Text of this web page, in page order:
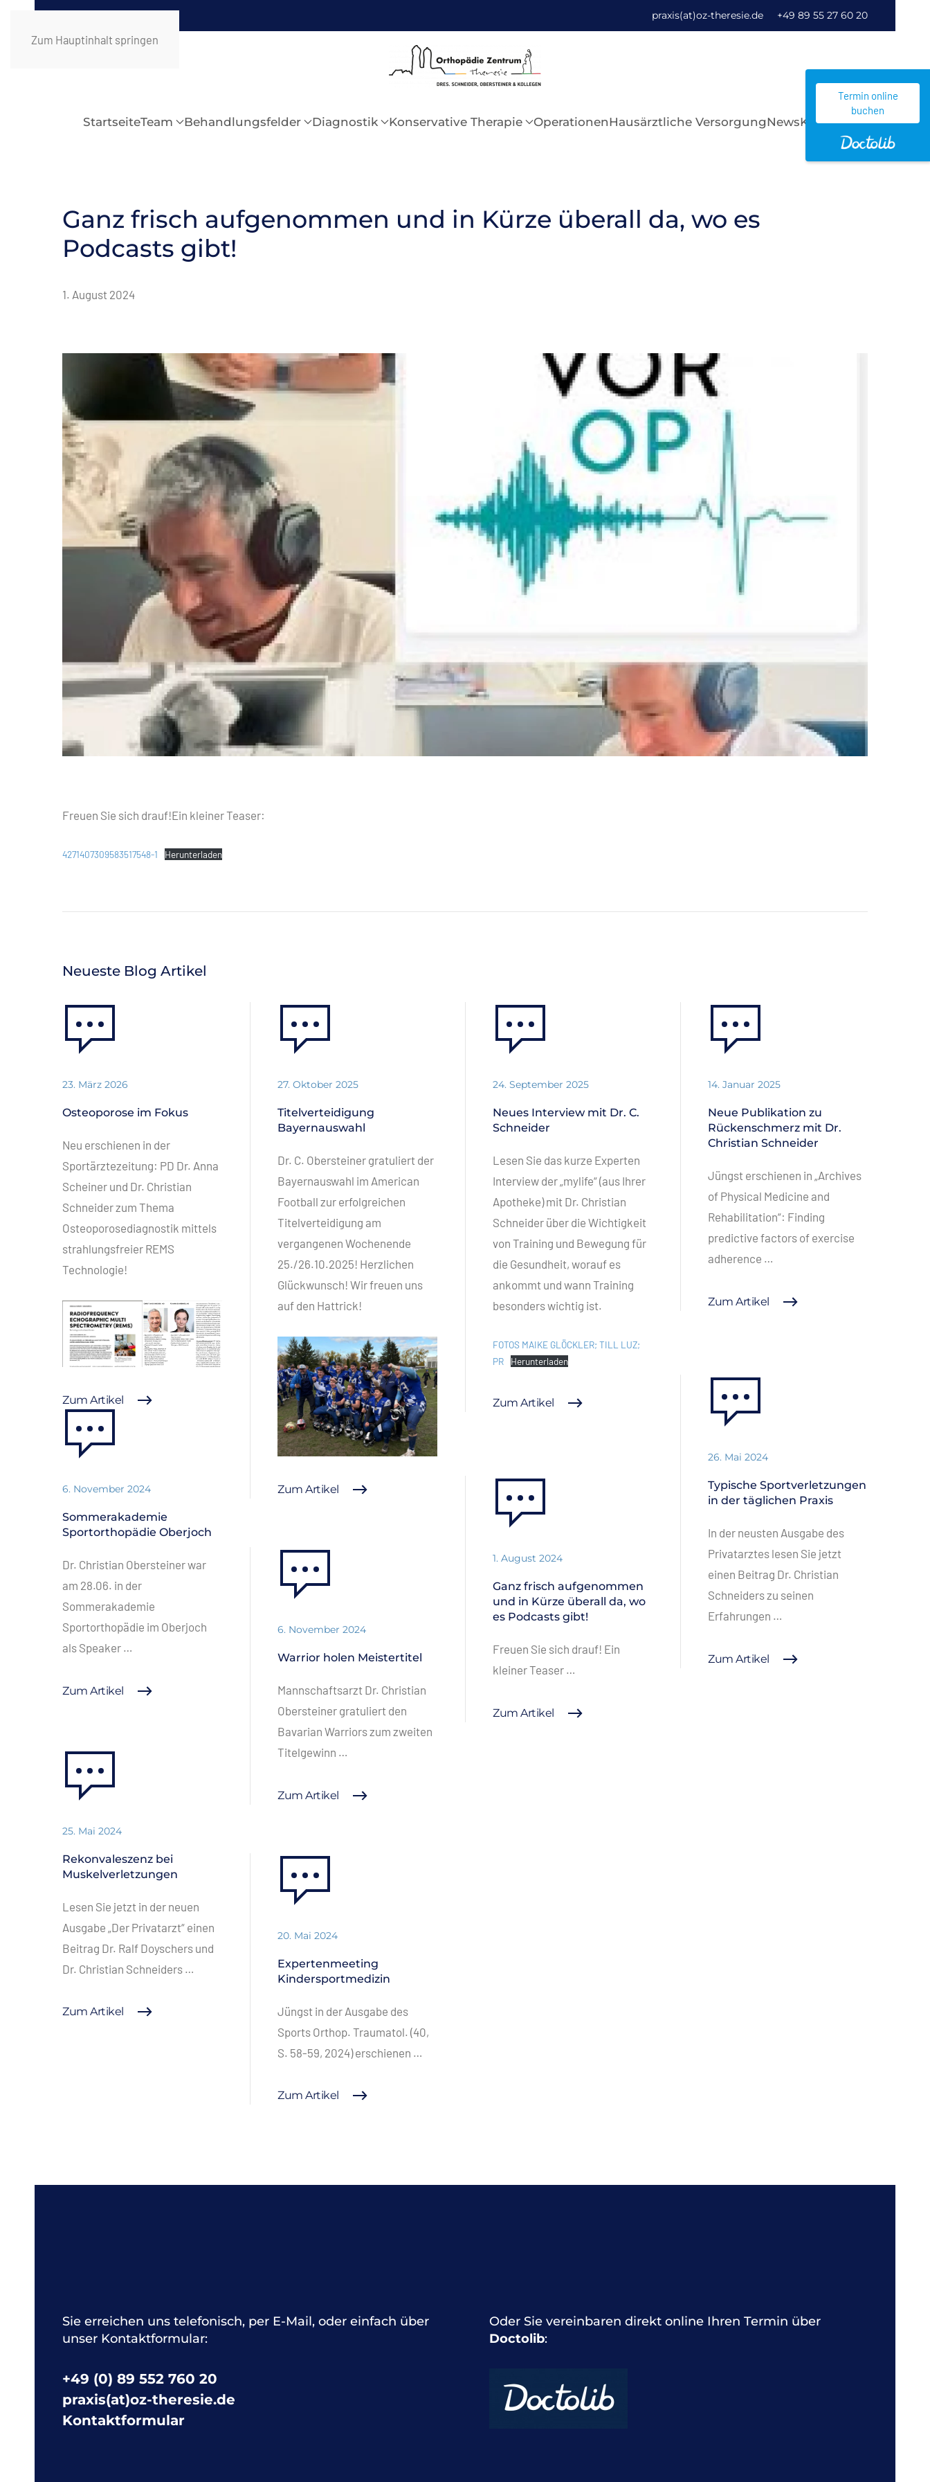
Termin online
buchen
Zum Hauptinhalt springen
praxis(at)oz-theresie.de +49 89 55 27 60 20
StartseiteTeam Behandlungsfelder Diagnostik Konservative Therapie OperationenHausärztliche VersorgungNewsKontakt
Ganz frisch aufgenommen und in Kürze überall da, wo es
Podcasts gibt!
1. August 2024
Freuen Sie sich drauf!Ein kleiner Teaser:
4271407309583517548-1 Herunterladen
Neueste Blog Artikel
23. März 2026
Osteoporose im Fokus
Neu erschienen in der
Sportärztezeitung: PD Dr. Anna
Scheiner und Dr. Christian
Schneider zum Thema
Osteoporosediagnostik mittels
strahlungsfreier REMS
Technologie!
Zum Artikel
27. Oktober 2025
Titelverteidigung
Bayernauswahl
Dr. C. Obersteiner gratuliert der
Bayernauswahl im American
Football zur erfolgreichen
Titelverteidigung am
vergangenen Wochenende
25./26.10.2025! Herzlichen
Glückwunsch! Wir freuen uns
auf den Hattrick!
Zum Artikel
24. September 2025
Neues Interview mit Dr. C.
Schneider
Lesen Sie das kurze Experten
Interview der „mylife“ (aus Ihrer
Apotheke) mit Dr. Christian
Schneider über die Wichtigkeit
von Training und Bewegung für
die Gesundheit, worauf es
ankommt und wann Training
besonders wichtig ist.
FOTOS MAIKE GLÖCKLER; TILL LUZ;
PR
Herunterladen
Zum Artikel
14. Januar 2025
Neue Publikation zu
Rückenschmerz mit Dr.
Christian Schneider
Jüngst erschienen in „Archives
of Physical Medicine and
Rehabilitation“: Finding
predictive factors of exercise
adherence …
Zum Artikel
6. November 2024
Sommerakademie
Sportorthopädie Oberjoch
Dr. Christian Obersteiner war
am 28.06. in der
Sommerakademie
Sportorthopädie im Oberjoch
als Speaker …
Zum Artikel
6. November 2024
Warrior holen Meistertitel
Mannschaftsarzt Dr. Christian
Obersteiner gratuliert den
Bavarian Warriors zum zweiten
Titelgewinn …
Zum Artikel
1. August 2024
Ganz frisch aufgenommen
und in Kürze überall da, wo
es Podcasts gibt!
Freuen Sie sich drauf! Ein
kleiner Teaser …
Zum Artikel
26. Mai 2024
Typische Sportverletzungen
in der täglichen Praxis
In der neusten Ausgabe des
Privatarztes lesen Sie jetzt
einen Beitrag Dr. Christian
Schneiders zu seinen
Erfahrungen …
Zum Artikel
25. Mai 2024
Rekonvaleszenz bei
Muskelverletzungen
Lesen Sie jetzt in der neuen
Ausgabe „Der Privatarzt“ einen
Beitrag Dr. Ralf Doyschers und
Dr. Christian Schneiders …
Zum Artikel
20. Mai 2024
Expertenmeeting
Kindersportmedizin
Jüngst in der Ausgabe des
Sports Orthop. Traumatol. (40,
S. 58-59, 2024) erschienen …
Zum Artikel
Sie erreichen uns telefonisch, per E-Mail, oder einfach über
unser Kontaktformular:
+49 (0) 89 552 760 20
praxis(at)oz-theresie.de
Kontaktformular
Oder Sie vereinbaren direkt online Ihren Termin über
Doctolib: